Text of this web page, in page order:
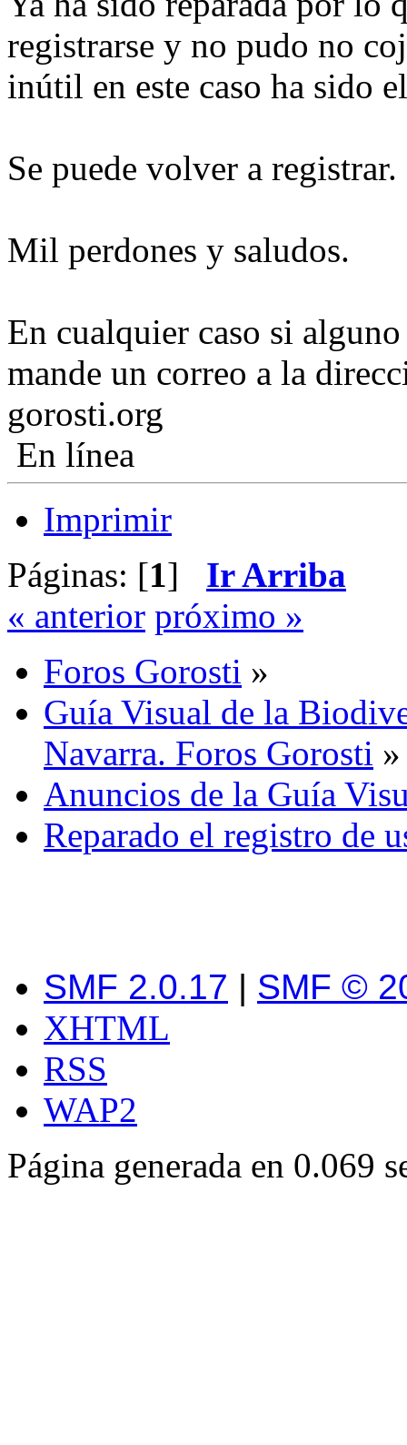
registrarse y no pudo no
inútil en este caso ha sido
Se puede volver a registrar.
Mil perdones y saludos.
En cualquier caso si
mande un correo a la
gorosti.org
En línea
Imprimir
Páginas: [1] Ir Arriba
« anterior próximo »
Foros Gorosti »
Guía Visual de la
Navarra. Foros Gorosti »
Anuncios de la Guía
Reparado el registro de
SMF 2.0.17 | SMF ©
XHTML
RSS
WAP2
Página generada en 0.069